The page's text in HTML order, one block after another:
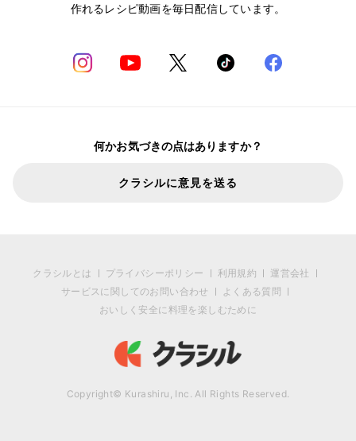
作れるレシピ動画を毎日配信しています。
何かお気づきの点はありますか？
クラシルに意見を送る
クラシルとは プライバシーポリシー 利用規約
運営会社
サービスに関してのお問い合わせ
よくある質問
おいしく安全に料理を楽しむために
Copyright© Kurashiru, Inc. All Rights Reserved.